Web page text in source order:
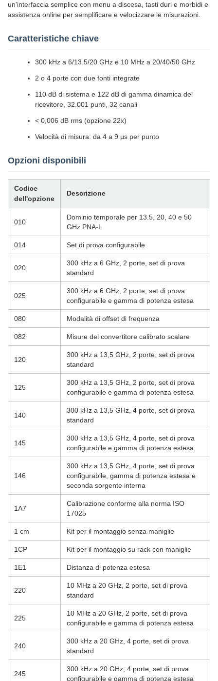
un'interfaccia semplice con menu a discesa, tasti duri e morbidi e
assistenza online per semplificare e velocizzare le misurazioni.
Caratteristiche chiave
300 kHz a 6/13.5/20 GHz e 10 MHz a 20/40/50 GHz
2 o 4 porte con due fonti integrate
110 dB di sistema e 122 dB di gamma dinamica del
ricevitore, 32.001 punti, 32 canali
< 0,006 dB rms (opzione 22x)
Velocità di misura: da 4 a 9 μs per punto
Opzioni disponibili
Codice
dell'opzione
Descrizione
010
Dominio temporale per 13.5, 20, 40 e 50
GHz PNA-L
014 Set di prova configurabile
020
300 kHz a 6 GHz, 2 porte, set di prova
standard
025
300 kHz a 6 GHz, 2 porte, set di prova
configurabile e gamma di potenza estesa
080 Modalità di offset di frequenza
082 Misure del convertitore calibrato scalare
120
300 kHz a 13,5 GHz, 2 porte, set di prova
standard
125
300 kHz a 13,5 GHz, 2 porte, set di prova
configurabile e gamma di potenza estesa
140
300 kHz a 13,5 GHz, 4 porte, set di prova
standard
145
300 kHz a 13,5 GHz, 4 porte, set di prova
configurabile e gamma di potenza estesa
146
300 kHz a 13,5 GHz, 4 porte, set di prova
configurabile, gamma di potenza estesa e
seconda sorgente interna
1A7
Calibrazione conforme alla norma ISO
17025
1 cm Kit per il montaggio senza maniglie
1CP Kit per il montaggio su rack con maniglie
1E1 Distanza di potenza estesa
220
10 MHz a 20 GHz, 2 porte, set di prova
standard
225
10 MHz a 20 GHz, 2 porte, set di prova
configurabile e gamma di potenza estesa
240
300 kHz a 20 GHz, 4 porte, set di prova
standard
245
300 kHz a 20 GHz, 4 porte, set di prova
configurabile e gamma di potenza estesa